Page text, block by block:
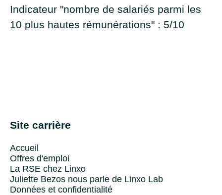
Indicateur "nombre de salariés parmi les
10 plus hautes rémunérations" : 5/10
Site carrière
Accueil
Offres d'emploi
La RSE chez Linxo
Juliette Bezos nous parle de Linxo Lab
Données et confidentialité